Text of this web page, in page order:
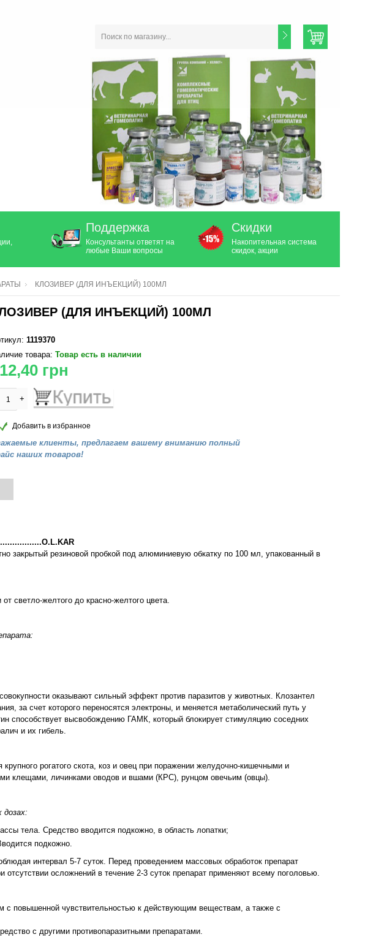
Поддержка
Консультанты ответят на
любые Ваши вопросы
Скидки
Накопительная система
скидок, акции
КЛОЗИВЕР (ДЛЯ ИНЪЕКЦИЙ) 100МЛ
(ДЛЯ ИНЪЕКЦИЙ) 100МЛ
1119370
товара: Товар есть в наличии
грн
+
Добавить в избранное
клиенты, предлагаем вашему вниманию полный
наших товаров!
закрытый резиновой пробкой под алюминиевую обкатку по 100 мл, упакованный в
светло-желтого до красно-желтого цвета.
оказывают сильный эффект против паразитов у животных. Клозантел
за счет которого переносятся электроны, и меняется метаболический путь у
способствует высвобождению ГАМК, который блокирует стимуляцию соседних
и их гибель.
рогатого скота, коз и овец при поражении желудочно-кишечными и
клещами, личинками оводов и вшами (КРС), рунцом овечьим (овцы).
дозах:
тела. Средство вводится подкожно, в область лопатки;
подкожно.
интервал 5-7 суток. Перед проведением массовых обработок препарат
осложнений в течение 2-3 суток препарат применяют всему поголовью.
с повышенной чувствительностью к действующим веществам, а также с
с другими противопаразитными препаратами.